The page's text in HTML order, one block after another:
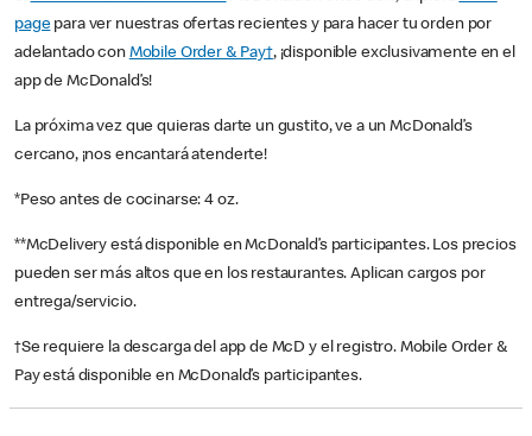
pagepara ver nuestras ofertas recientes y para hacer tu orden por
adelantado con Mobile Order & Pay†, ¡disponible exclusivamente en el
app de McDonald’s!
La próxima vez que quieras darte un gustito, ve a un McDonald’s
cercano, ¡nos encantará atenderte!
*Peso antes de cocinarse: 4 oz.
**McDelivery está disponible en McDonald’s participantes. Los precios
pueden ser más altos que en los restaurantes. Aplican cargos por
entrega/servicio.
†Se requiere la descarga del app de McD y el registro. Mobile Order &
Pay está disponible en McDonald’s participantes.